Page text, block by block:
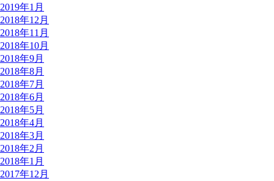
2019年1月
2018年12月
2018年11月
2018年10月
2018年9月
2018年8月
2018年7月
2018年6月
2018年5月
2018年4月
2018年3月
2018年2月
2018年1月
2017年12月